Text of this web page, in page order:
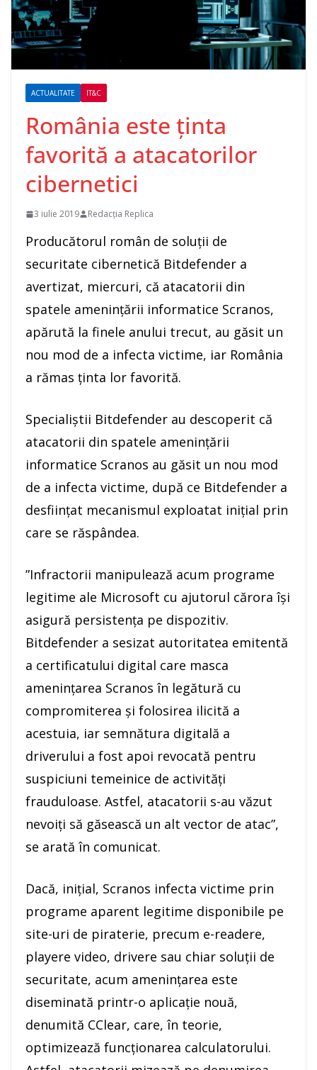
ACTUALITATE IT&C
România este ținta
favorită a atacatorilor
cibernetici
3 iulie 2019 Redacția Replica
Producătorul român de soluţii de
securitate cibernetică Bitdefender a
avertizat, miercuri, că atacatorii din
spatele ameninţării informatice Scranos,
apărută la finele anului trecut, au găsit un
nou mod de a infecta victime, iar România
a rămas ţinta lor favorită.
Specialiştii Bitdefender au descoperit că
atacatorii din spatele ameninţării
informatice Scranos au găsit un nou mod
de a infecta victime, după ce Bitdefender a
desfiinţat mecanismul exploatat iniţial prin
care se răspândea.
”Infractorii manipulează acum programe
legitime ale Microsoft cu ajutorul cărora îşi
asigură persistenţa pe dispozitiv.
Bitdefender a sesizat autoritatea emitentă
a certificatului digital care masca
ameninţarea Scranos în legătură cu
compromiterea şi folosirea ilicită a
acestuia, iar semnătura digitală a
driverului a fost apoi revocată pentru
suspiciuni temeinice de activităţi
frauduloase. Astfel, atacatorii s-au văzut
nevoiţi să găsească un alt vector de atac”,
se arată în comunicat.
Dacă, iniţial, Scranos infecta victime prin
programe aparent legitime disponibile pe
site-uri de piraterie, precum e-readere,
playere video, drivere sau chiar soluţii de
securitate, acum ameninţarea este
diseminată printr-o aplicaţie nouă,
denumită CClear, care, în teorie,
optimizează funcţionarea calculatorului.